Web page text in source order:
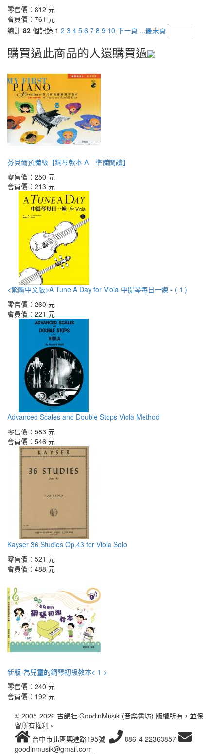
零售價： 812 元
會員價： 761 元
總計 82 個記錄 1 2 3 4 5 6 7 8 9 10 下一頁 ...最末頁
購買過此商品的人還購買過
芬貝爾預備級【鋼琴教本 A 準備閱讀】
零售價： 250 元
會員價： 213 元
<繁體中文版>A Tune A Day for Viola 中提琴每日一練 - ( 1 )
零售價： 260 元
會員價： 221 元
Advanced Scales and Double Stops Viola Method
零售價： 583 元
會員價： 546 元
Kayser 36 Studies Op.43 for Viola Solo
零售價： 521 元
會員價： 488 元
新版-為兒童的鋼琴初級教本< 1 >
零售價： 240 元
會員價： 192 元
© 2005-2026 古韻社 GoodinMusik (音樂書坊) 版權所有，並保
留所有權利。
台中市北區興進路195號
886-4-22363857
goodinmusik@gmail.com